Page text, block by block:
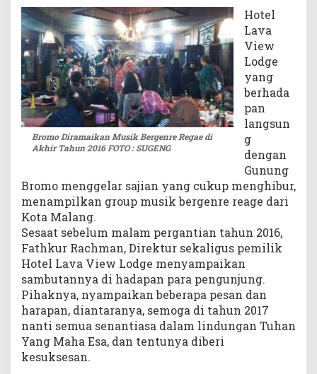
r
T
a
h
u
n
2
0
1
6
Bromo Diramaikan Musik Bergenre Regae di
Akhir Tahun 2016 FOTO : SUGENG
Hotel
Lava
View
Lodge
yang
berhada
pan
langsun
g
dengan
Gunung
Bromo menggelar sajian yang cukup menghibur,
menampilkan group musik bergenre reage dari
Kota Malang.
Sesaat sebelum malam pergantian tahun 2016,
Fathkur Rachman, Direktur sekaligus pemilik
Hotel Lava View Lodge menyampaikan
sambutannya di hadapan para pengunjung.
Pihaknya, nyampaikan beberapa pesan dan
harapan, diantaranya, semoga di tahun 2017
nanti semua senantiasa dalam lindungan Tuhan
Yang Maha Esa, dan tentunya diberi
kesuksesan.